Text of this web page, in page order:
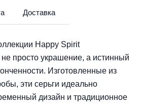
Доставка
Happy Spirit
просто украшение, а истинный
Изготовленные из
эти серьги идеально
дизайн и традиционное